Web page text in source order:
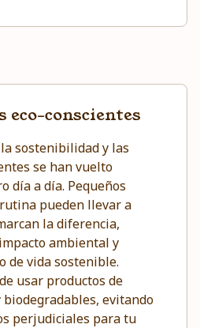
eco-conscientes
sostenibilidad y las
se han vuelto
día a día. Pequeños
pueden llevar a
la diferencia,
ambiental y
de vida sostenible.
usar productos de
evitando
perjudiciales para tu